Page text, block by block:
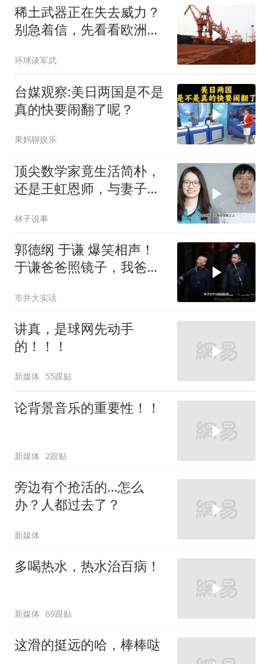
稀土武器正在失去威力？
别急着信，先看看欧洲军
环球谈军武
台媒观察:美日两国是不是
真的快要闹翻了呢？
果妈聊娱乐
顶尖数学家竟生活简朴，
还是王虹恩师，与妻子合
林子说事
郭德纲 于谦 爆笑相声！
于谦爸爸照镜子，我爸爸
了
市井大实话
讲真，是球网先动手
的！！！
新媒体 55跟贴
论背景音乐的重要性！！
新媒体 2跟贴
旁边有个抢活的…怎么
办？人都过去了？
新媒体
多喝热水，热水治百病！
新媒体 69跟贴
这滑的挺远的哈，棒棒哒